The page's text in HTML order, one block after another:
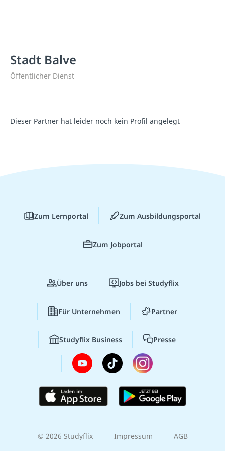
Stadt Balve
Öffentlicher Dienst
Dieser Partner hat leider noch kein Profil angelegt
Zum Lernportal Zum Ausbildungsportal
Zum Jobportal
Über uns Jobs bei Studyflix
Für Unternehmen Partner
Studyflix Business Presse
© 2026 Studyflix Impressum AGB